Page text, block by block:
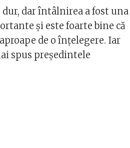
dar întâlnirea a fost una
şi este foarte bine că
de o înţelegere. Iar
spus președintele